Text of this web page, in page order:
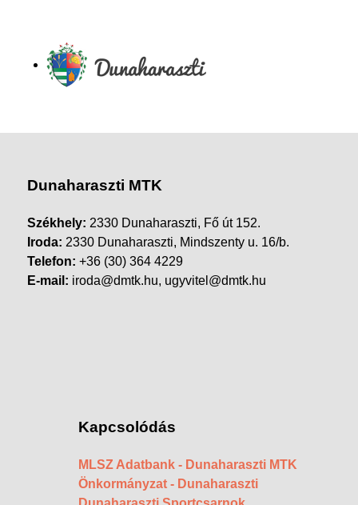
Dunaharaszti MTK
Székhely: 2330 Dunaharaszti, Fő út 152.
Iroda: 2330 Dunaharaszti, Mindszenty u. 16/b.
Telefon: +36 (30) 364 4229
E-mail: iroda@dmtk.hu, ugyvitel@dmtk.hu
Kapcsolódás
MLSZ Adatbank - Dunaharaszti MTK
Önkormányzat - Dunaharaszti